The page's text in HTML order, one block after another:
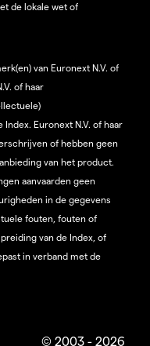
de lokale wet of
van Euronext N.V. of
of haar
Euronext N.V. of haar
of hebben geen
van het product.
aanvaarden geen
in de gegevens
fouten, fouten of
van de Index, of
in verband met de
© 2003 - 2026